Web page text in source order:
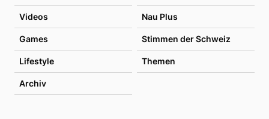
Videos Nau Plus
Games Stimmen der Schweiz
Lifestyle Themen
Archiv